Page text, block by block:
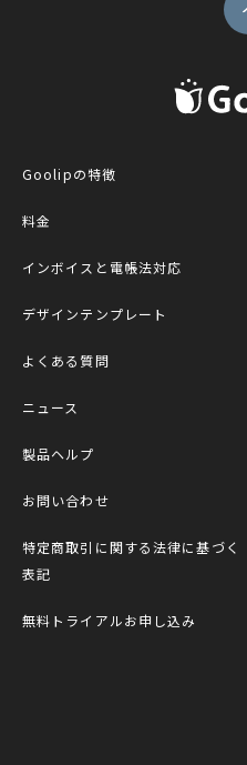
Goolipの特徴
料金
インボイスと電帳法対応
デザインテンプレート
よくある質問
ニュース
製品ヘルプ
お問い合わせ
特定商取引に関する法律に基づく
表記
無料トライアルお申し込み